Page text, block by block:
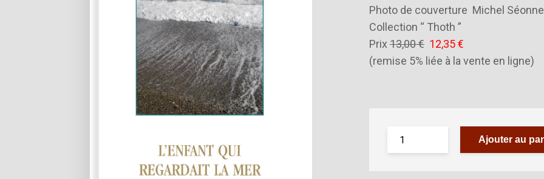
Photo de couverture Michel
Collection “ Thoth ”
Prix 13,00 € 12,35 €
(remise 5% liée à la vente en ligne)
Ajouter au